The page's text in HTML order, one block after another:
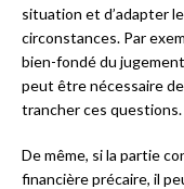
situation et d’adapter
circonstances. Par
bien-fondé du
peut être nécessaire
trancher ces questions.
De même, si la partie
financière précaire, il